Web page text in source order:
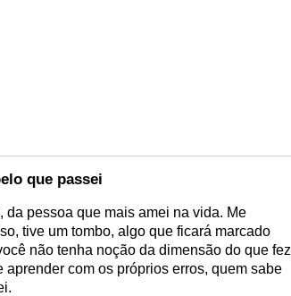
que passei
pessoa que mais amei na vida. Me
tive um tombo, algo que ficará marcado
não tenha noção da dimensão do que fez
com os próprios erros, quem sabe